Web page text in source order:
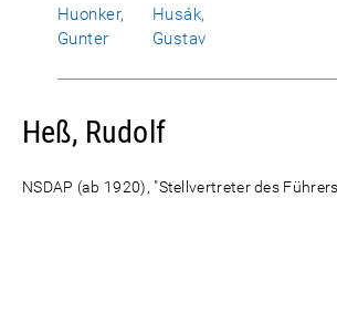
Huonker,
Gunter
Husák,
Gustav
Heß, Rudolf
NSDAP (ab 1920), "Stellvertreter des